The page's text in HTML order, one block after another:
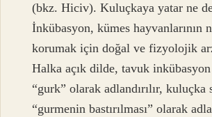
(bkz. Hiciv). Kuluçkaya yatar ne
İnkübasyon, kümes hayvanlarının
korumak için doğal ve fizyolojik
Halka açık dilde, tavuk
“gurk” olarak adlandırılır, kuluçka
“gurmenin bastırılması” olarak